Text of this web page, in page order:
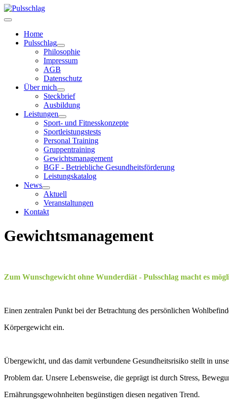
Home
Pulsschlag
Philosophie
Impressum
AGB
Datenschutz
Über mich
Steckbrief
Ausbildung
Leistungen
Sport- und Fitnesskonzepte
Sportleistungstests
Personal Training
Gruppentraining
Gewichtsmanagement
BGF - Betriebliche Gesundheitsförderung
Leistungskatalog
News
Aktuell
Veranstaltungen
Kontakt
Gewichtsmanagement
Zum Wunschgewicht ohne Wunderdiät - Pulsschlag macht es
Einen zentralen Punkt bei der Betrachtung des persönlichen
Körpergewicht ein.
Übergewicht, und das damit verbundene Gesundheitsrisiko stellt in
Problem dar. Unsere Lebensweise, die geprägt ist durch Stress,
Ernährungsgewohnheiten begünstigen diesen negativen Trend.